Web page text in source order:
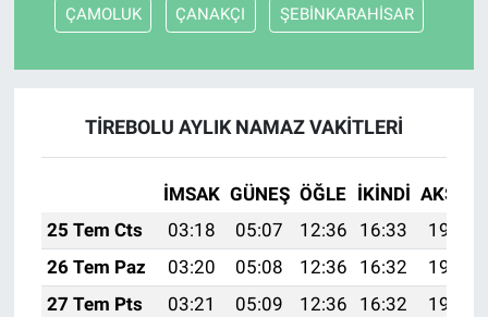
ÇAMOLUK ÇANAKÇI ŞEBİNKARAHİSAR
TİREBOLU AYLIK NAMAZ VAKITLERI
İMSAK GÜNEŞ ÖĞLE İKINDI AKŞAM
25 Tem Cts
03:18 05:07 12:36 16:33
19:56
26 Tem Paz
03:20 05:08 12:36 16:32
19:55
27 Tem Pts
03:21 05:09 12:36 16:32
19:54